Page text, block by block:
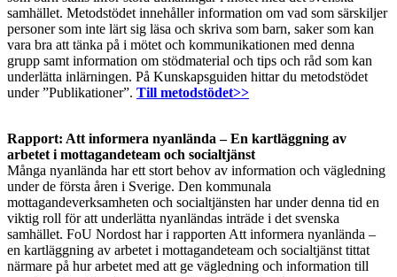
samhället. Metodstödet innehåller information om vad som särskiljer
personer som inte lärt sig läsa och skriva som barn, saker som kan
vara bra att tänka på i mötet och kommunikationen med denna
grupp samt information om stödmaterial och tips och råd som kan
underlätta inlärningen. På Kunskapsguiden hittar du metodstödet
under ”Publikationer”. Till metodstödet>>
Rapport: Att informera nyanlända – En kartläggning av
arbetet i mottagandeteam och socialtjänst
Många nyanlända har ett stort behov av information och vägledning
under de första åren i Sverige. Den kommunala
mottagandeverksamheten och socialtjänsten har under denna tid en
viktig roll för att underlätta nyanländas inträde i det svenska
samhället. FoU Nordost har i rapporten Att informera nyanlända –
en kartläggning av arbetet i mottagandeteam och socialtjänst tittat
närmare på hur arbetet med att ge vägledning och information till